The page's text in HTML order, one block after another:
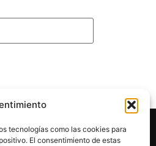
tecnologías como las cookies para
El consentimiento de estas